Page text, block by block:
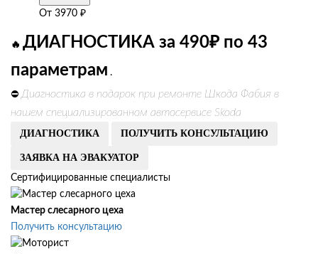
От 3970 ₽
🔥 ДИАГНОСТИКА за 490₽ по 43
параметрам .
⛔ Диагностика в подарок при ремонте Шкода Фабия в
нашем специализированном автосервисе Skoda
ДИАГНОСТИКА ПОЛУЧИТЬ КОНСУЛЬТАЦИЮ
ЗАЯВКА НА ЭВАКУАТОР
Сертифицированные специалисты
Мастер слесарного цеха
Получить консультацию